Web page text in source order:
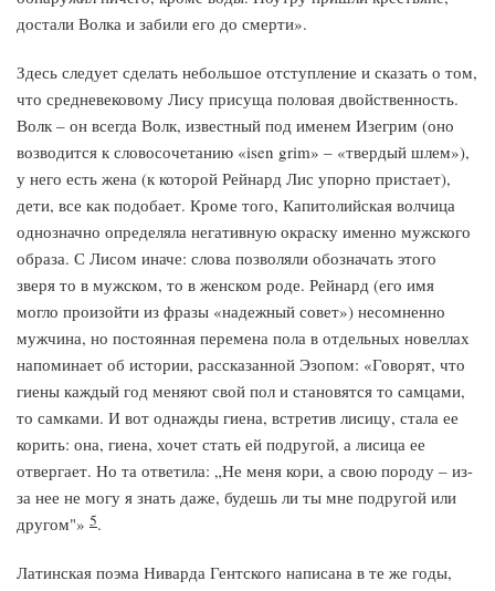
достали Волка и забили его до смерти».
Здесь следует сделать небольшое отступление и сказать о том,
что средневековому Лису присуща половая двойственность.
Волк – он всегда Волк, известный под именем Изегрим (оно
возводится к словосочетанию «isen grim» – «твердый шлем»),
у него есть жена (к которой Рейнард Лис упорно пристает),
дети, все как подобает. Кроме того, Капитолийская волчица
однозначно определяла негативную окраску именно мужского
образа. С Лисом иначе: слова позволяли обозначать этого
зверя то в мужском, то в женском роде. Рейнард (его имя
могло произойти из фразы «надежный совет») несомненно
мужчина, но постоянная перемена пола в отдельных новеллах
напоминает об истории, рассказанной Эзопом: «Говорят, что
гиены каждый год меняют свой пол и становятся то самцами,
то самками. И вот однажды гиена, встретив лисицу, стала ее
корить: она, гиена, хочет стать ей подругой, а лисица ее
отвергает. Но та ответила: „Не меня кори, а свою породу – из-
за нее не могу я знать даже, будешь ли ты мне подругой или
другом"» 5.
Латинская поэма Ниварда Гентского написана в те же годы,